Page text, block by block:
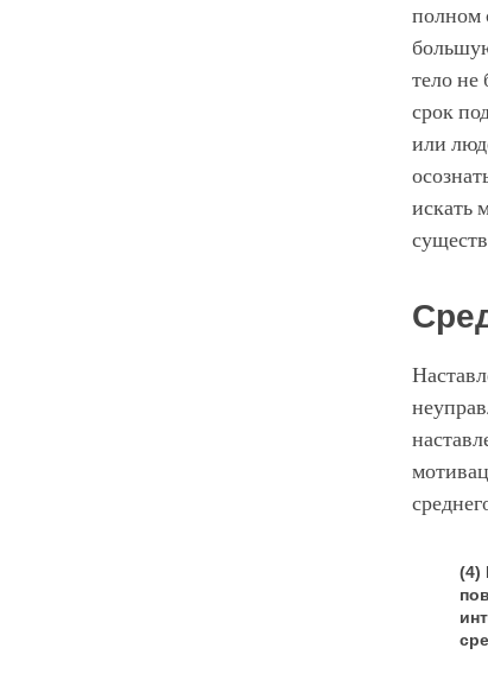
полном
тело не
срок
или
искать
(4)